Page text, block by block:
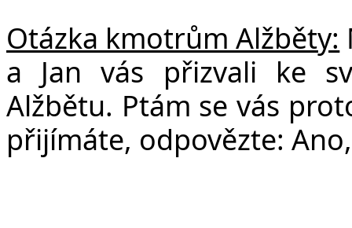
Otázka kmotrům Alžběty:
a Jan vás přizvali ke
Alžbětu. Ptám se vás
přijímáte, odpovězte: